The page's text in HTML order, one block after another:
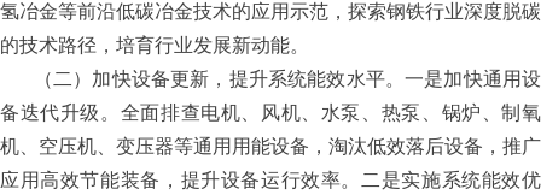
氢冶金等前沿低碳冶金技术的应用示范，探索钢铁行业深度脱碳
的技术路径，培育行业发展新动能。
（二）加快设备更新，提升系统能效水平。一是加快通用设
备迭代升级。全面排查电机、风机、水泵、热泵、锅炉、制氧
机、空压机、变压器等通用用能设备，淘汰低效落后设备，推广
应用高效节能装备，提升设备运行效率。二是实施系统能效优